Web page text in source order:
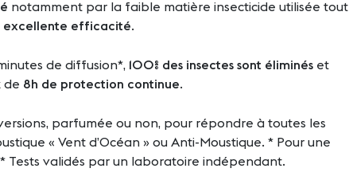
notamment par la faible matière insecticide utilisée tout
excellente efficacité.
de diffusion*, 100% des insectes sont éliminés et
de 8h de protection continue.
parfumée ou non, pour répondre à toutes les
« Vent d’Océan » ou Anti-Moustique. * Pour une
Tests validés par un laboratoire indépendant.